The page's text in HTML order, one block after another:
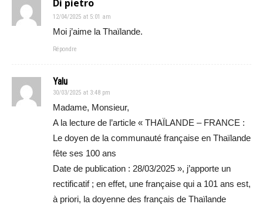
Di pietro
12/04/2025 at 5:01 am
Moi j’aime la Thaïlande.
Répondre
Yalu
30/03/2025 at 3:48 pm
Madame, Monsieur,
A la lecture de l’article « THAÏLANDE – FRANCE :
Le doyen de la communauté française en Thaïlande
fête ses 100 ans
Date de publication : 28/03/2025 », j’apporte un
rectificatif ; en effet, une française qui a 101 ans est,
à priori, la doyenne des français de Thaïlande